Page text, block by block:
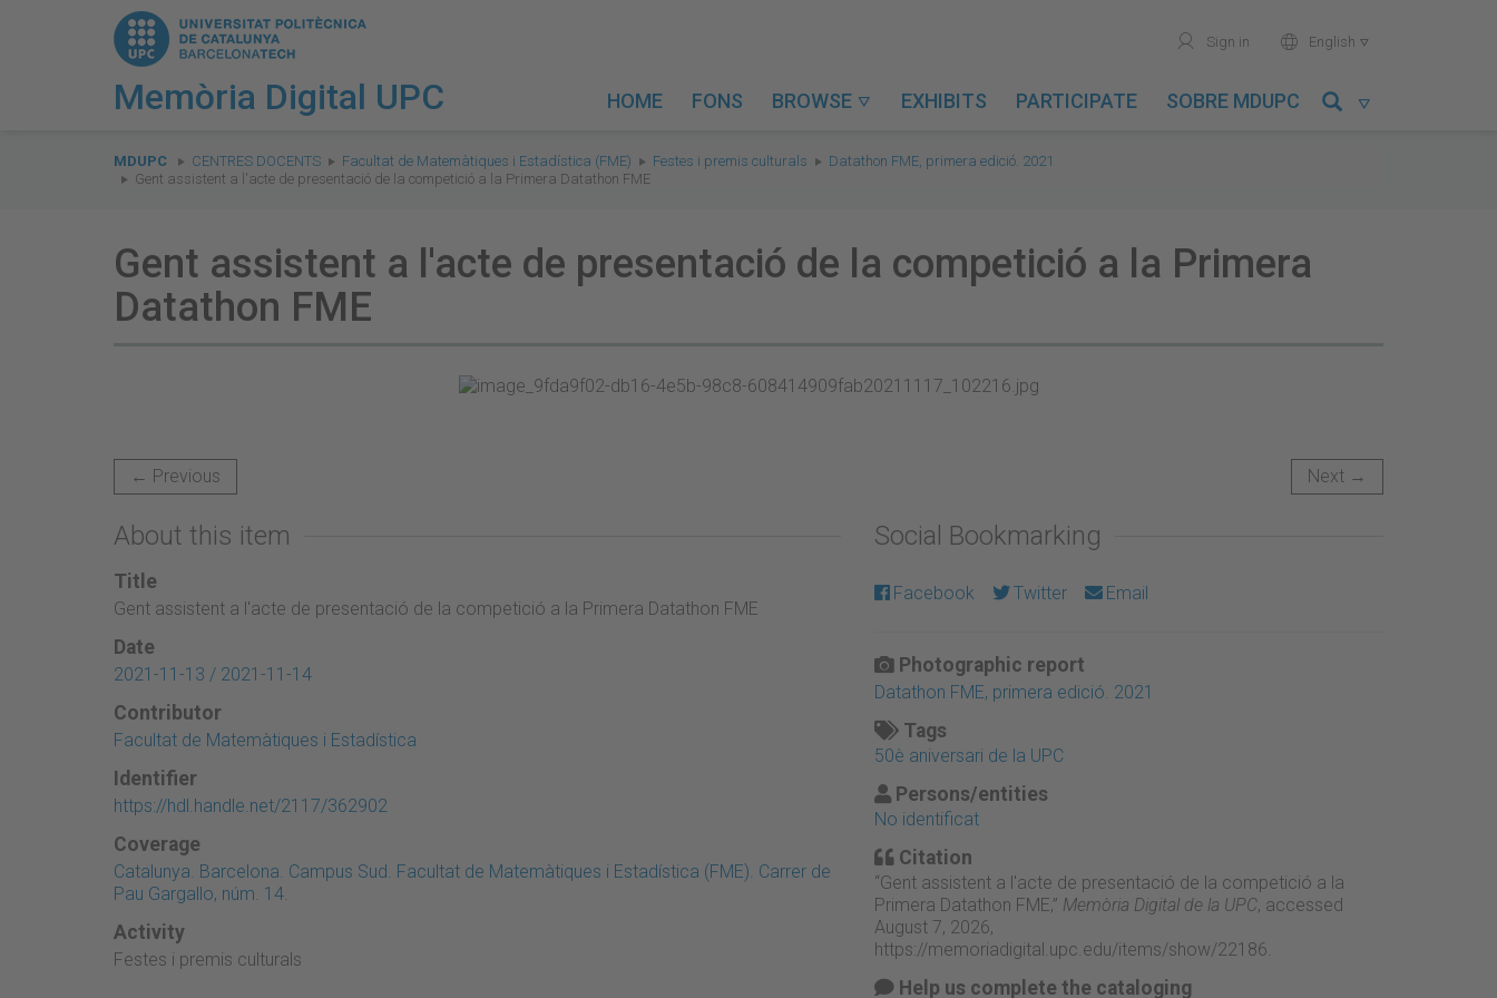
Memòria Digital UPC
user Sign in world English 
HOME FONS BROWSE  EXHIBITS PARTICIPATE SOBRE MDUPC 
are
here:
MDUPC CENTRES DOCENTS Facultat de Matemàtiques i Estadística (FME) Festes i premis culturals
Datathon FME, primera edició. 2021
Gent assistent a l'acte de presentació de la competició a la Primera Datathon FME
Gent assistent a l'acte de presentació de la competició a la Primera
Datathon FME
← Previous Next →
About this item
Title
Gent assistent a l'acte de presentació de la competició a la Primera Datathon FME
Date
2021-11-13 / 2021-11-14
Contributor
Facultat de Matemàtiques i Estadística
Identifier
https://hdl.handle.net/2117/362902
Coverage
Catalunya. Barcelona. Campus Sud. Facultat de Matemàtiques i Estadística (FME). Carrer de
Pau Gargallo, núm. 14.
Activity
Festes i premis culturals
Social Bookmarking
Facebook Twitter Email
Photographic report
Datathon FME, primera edició. 2021
Tags
50è aniversari de la UPC
Persons/entities
No identificat
Citation
“Gent assistent a l'acte de presentació de la competició a la
Primera Datathon FME,” Memòria Digital de la UPC, accessed
August 7, 2026,
https://memoriadigital.upc.edu/items/show/22186
Help us complete the cataloging